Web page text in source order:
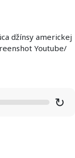
džínsy americkej
Youtube/
↻